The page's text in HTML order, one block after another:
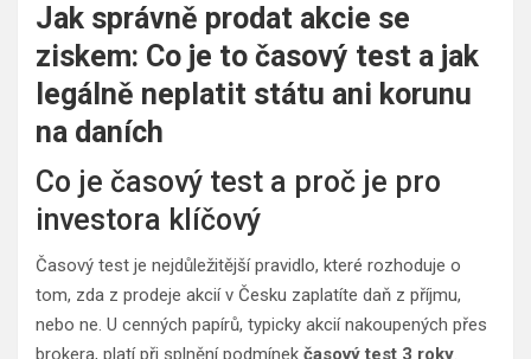
Jak správně prodat akcie se
ziskem: Co je to časový test a jak
legálně neplatit státu ani korunu
na daních
Co je časový test a proč je pro
investora klíčový
Časový test je nejdůležitější pravidlo, které rozhoduje o
tom, zda z prodeje akcií v Česku zaplatíte daň z příjmu,
nebo ne. U cenných papírů, typicky akcií nakoupených přes
brokera, platí při splnění podmínek časový test 3 roky.